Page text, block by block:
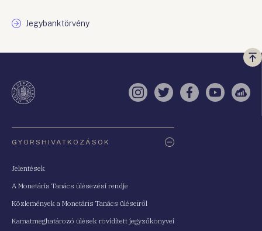
Jegybanktörvény
a
Instagram
TwitterFacebook
YouTube
GYORSHIVATKOZÁSOK
Jelentések
A Monetáris Tanács ülésezési rendje
Közlemények a Monetáris Tanács üléseiről
Kamatmeghatározó ülések rövidített jegyzőkönyvei